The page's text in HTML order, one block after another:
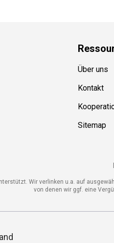
Über uns
Kontakt
Sitemap
Wir verlinken u.a. auf
von denen wir ggf. eine